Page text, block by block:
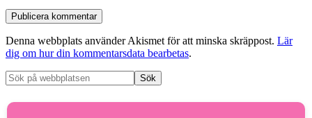
Denna webbplats använder Akismet för att minska skräppost. Lär
dig om hur din kommentarsdata bearbetas.